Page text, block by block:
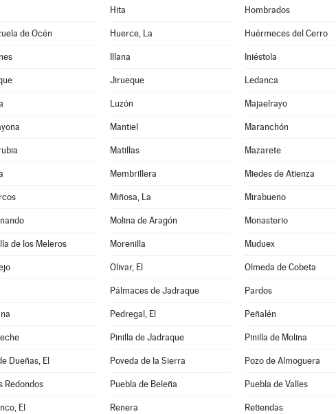
Hita Hombrados
de Océn Huerce, La Huérmeces del Cerro
Illana Iniéstola
Jirueque Ledanca
Luzón Majaelrayo
Mantiel Maranchón
Matillas Mazarete
Membrillera Miedes de Atienza
Miñosa, La Mirabueno
Molina de Aragón Monasterio
de los Meleros Morenilla Muduex
Olivar, El Olmeda de Cobeta
Pálmaces de Jadraque Pardos
Pedregal, El Peñalén
Pinilla de Jadraque Pinilla de Molina
Dueñas, El Poveda de la Sierra Pozo de Almoguera
Redondos Puebla de Beleña Puebla de Valles
El Renera Retiendas